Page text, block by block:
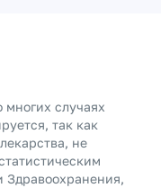
случаях
так как
не
Здравоохранения,